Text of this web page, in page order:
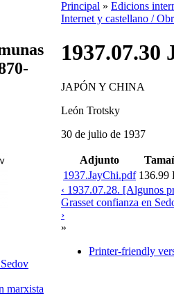
marxista
Principal » Edicions
Internet y castellano /
1937.07.30
JAPÓN Y CHINA
León Trotsky
30 de julio de 1937
Adjunto
1937.JayChi.pdf 136.99
‹ 1937.07.28. [Algunos
Grasset confianza en
›
»
Printer-friendly